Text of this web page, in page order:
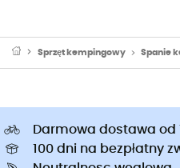
Sprzęt kempingowy Spanie
Darmowa dostawa od
100 dni na bezpłatny